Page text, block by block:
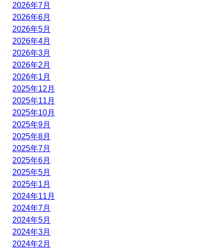
2026年7月
2026年6月
2026年5月
2026年4月
2026年3月
2026年2月
2026年1月
2025年12月
2025年11月
2025年10月
2025年9月
2025年8月
2025年7月
2025年6月
2025年5月
2025年1月
2024年11月
2024年7月
2024年5月
2024年3月
2024年2月